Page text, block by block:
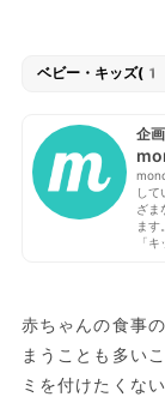
ベビー・キッズ
企
して
ざま
ます
「
赤ちゃんの食事
まうことも多い
ミを付けたくな